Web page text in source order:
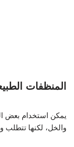
المنظفات
يمكن استخدام بعض
والخل، لكنها تتطلب